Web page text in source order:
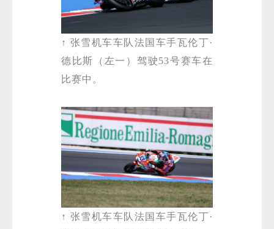
↑ 张雪机车车队法国车手瓦伦丁·
德比斯（左一）驾驶53号赛车在
比赛中。
↑ 张雪机车车队法国车手瓦伦丁·